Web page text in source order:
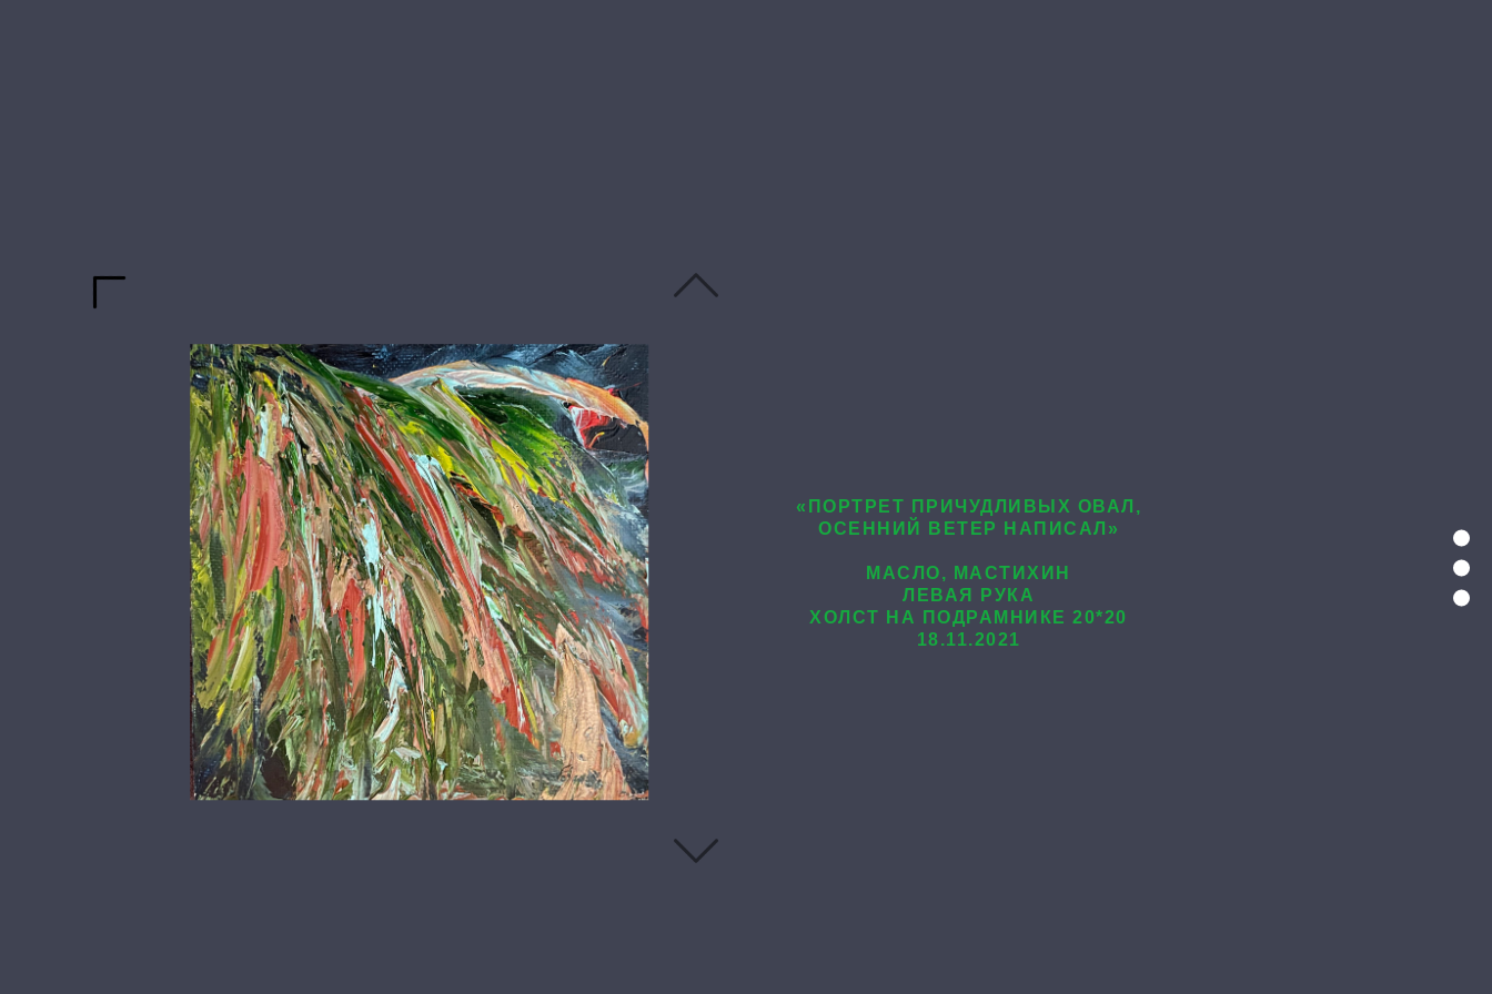
«ПОРТРЕТ ПРИЧУДЛИВЫХ ОВАЛ,
ОСЕННИЙ ВЕТЕР НАПИСАЛ»
МАСЛО, МАСТИХИН
ЛЕВАЯ РУКА
ХОЛСТ НА ПОДРАМНИКЕ 20*20
18.11.2021